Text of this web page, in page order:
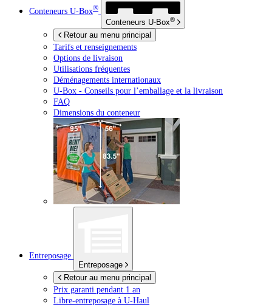
Conteneurs U-Box®
Conteneurs U-Box®
Retour au menu principal
Tarifs et renseignements
Options de livraison
Utilisations fréquentes
Déménagements internationaux
U-Box - Conseils pour l’emballage et la livraison
FAQ
Dimensions du conteneur
Entreposage
Entreposage
Retour au menu principal
Prix garanti pendant 1 an
Libre-entreposage à U-Haul